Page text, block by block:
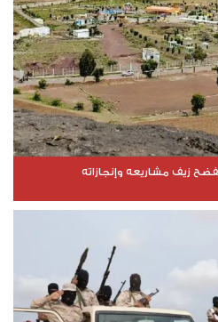
زيف مشاريعه وإنجازاته